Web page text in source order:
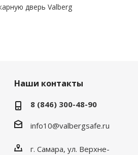
дверь Valberg
Наши контакты
8 (846) 300-48-90
info10@valbergsafe.ru
г. Самара, ул. Верхне-